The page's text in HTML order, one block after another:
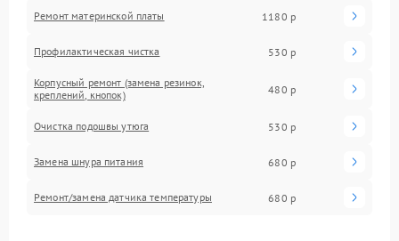
Ремонт материнской платы 1180 р
Профилактическая чистка 530 р
Корпусный ремонт (замена резинок,
креплений, кнопок)
480 р
Очистка подошвы утюга 530 р
Замена шнура питания 680 р
Ремонт/замена датчика температуры 680 р